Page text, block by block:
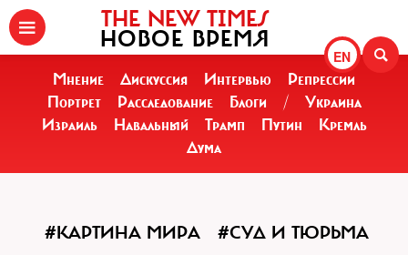
EN
THE NEW TIMES
НОВОЕ ВРЕМЯ
Мнение Дискуссия Интервью
Репрессии
Портрет
Расследование Блоги /
Украина
Израиль
Навальный Трамп Путин
Кремль
Дума
#КАРТИНА МИРА #СУД И ТЮРЬМА